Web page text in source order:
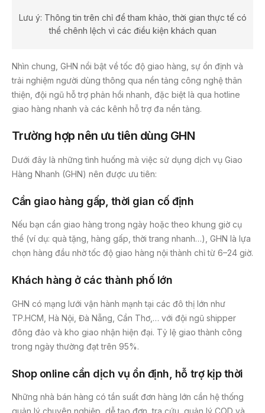
Lưu ý: Thông tin trên chỉ để tham khảo, thời gian thực tế có
thể chênh lệch vì các điều kiện khách quan
Nhìn chung, GHN nổi bật về tốc độ giao hàng, sự ổn định và
trải nghiệm người dùng thông qua nền tảng công nghệ thân
thiện, đội ngũ hỗ trợ phản hồi nhanh, đặc biệt là qua hotline
giao hàng nhanh và các kênh hỗ trợ đa nền tảng.
Trường hợp nên ưu tiên dùng GHN
Dưới đây là những tình huống mà việc sử dụng dịch vụ Giao
Hàng Nhanh (GHN) nên được ưu tiên:
Cần giao hàng gấp, thời gian cố định
Nếu bạn cần giao hàng trong ngày hoặc theo khung giờ cụ
thể (ví dụ: quà tặng, hàng gấp, thời trang nhanh…), GHN là lựa
chọn hàng đầu nhờ tốc độ giao hàng nội thành chỉ từ 6–24 giờ.
Khách hàng ở các thành phố lớn
GHN có mạng lưới vận hành mạnh tại các đô thị lớn như
TP.HCM, Hà Nội, Đà Nẵng, Cần Thơ,… với đội ngũ shipper
đông đảo và kho giao nhận hiện đại. Tỷ lệ giao thành công
trong ngày thường đạt trên 95%.
Shop online cần dịch vụ ổn định, hỗ trợ kịp thời
Những nhà bán hàng có tần suất đơn hàng lớn cần hệ thống